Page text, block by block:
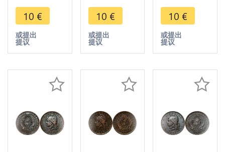
Capped
Liberty
Head 1892
-> Make
10 €
或提出
提议
Capped
Liberty
Head 1884
-> Make
10 €
或提出
提议
Capped
Liberty
Head 1890
-> Make
10 €
或提出
提议